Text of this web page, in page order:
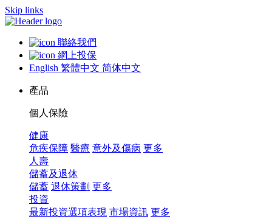
Skip links
聯絡我們
網上投保
English 繁體中文 简体中文
產品
個人保險
健康
危疾保障 醫療 意外及傷病 更多
人壽
儲蓄及退休
儲蓄 退休策劃 更多
投資
最新投資選項表現 市場資訊 更多